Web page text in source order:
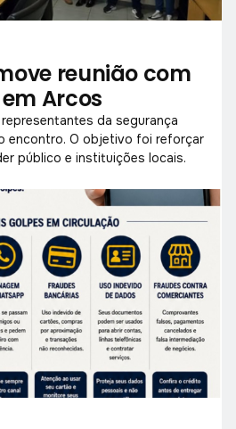
reunião com
Arcos
da segurança
encontro. O objetivo foi reforçar
público e instituições locais.